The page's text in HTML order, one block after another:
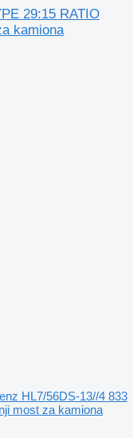
29:15 RATIO
kamiona
HL7/56DS-13//4 833
most za kamiona